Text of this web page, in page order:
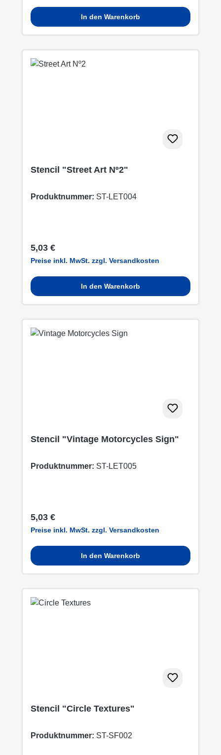
In den Warenkorb
Stencil "Street Art Nº2"
Produktnummer: ST-LET004
Regulärer Preis:
5,03 €
Preise inkl. MwSt. zzgl. Versandkosten
In den Warenkorb
Stencil "Vintage Motorcycles Sign"
Produktnummer: ST-LET005
Regulärer Preis:
5,03 €
Preise inkl. MwSt. zzgl. Versandkosten
In den Warenkorb
Stencil "Circle Textures"
Produktnummer: ST-SF002